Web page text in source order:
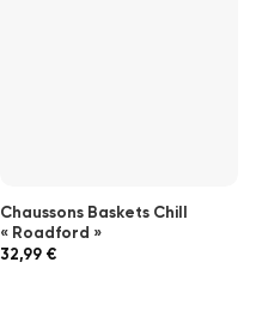
Chaussons Baskets Chill
« Roadford »
32,99 €